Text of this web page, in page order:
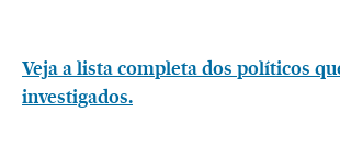
Veja a lista completa dos políticos
investigados.